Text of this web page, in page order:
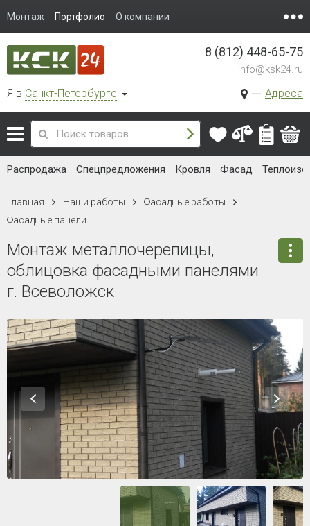
Монтаж Портфолио О компании
Я в Санкт-Петербурге Адреса
8 (812) 448-65-75
info@ksk24.ru
Распродажа Спецпредложения Кровля Фасад
Главная Наши работы
Фасадные работы
Фасадные панели
Монтаж металлочерепицы,
облицовка фасадными панелями
г. Всеволожск